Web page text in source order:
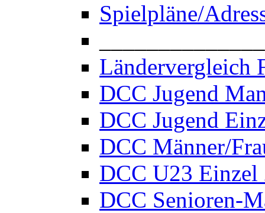
Spielpläne/
Ländervergleich
DCC Jugend
DCC Jugend
DCC Männer/
DCC U23 Einzel
DCC Senioren-